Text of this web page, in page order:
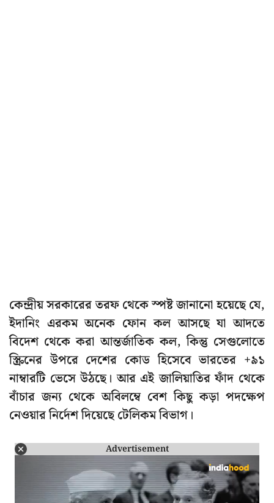
কেন্দ্রীয় সরকারের তরফ থেকে স্পষ্ট জানানো হয়েছে যে,
ইদানিং এরকম অনেক ফোন কল আসছে যা আদতে
বিদেশ থেকে করা আন্তর্জাতিক কল, কিন্তু সেগুলোতে
স্ক্রিনের উপরে দেশের কোড হিসেবে ভারতের +৯১
নাম্বারটি ভেসে উঠছে। আর এই জালিয়াতির ফাঁদ থেকে
বাঁচার জন্য থেকে অবিলম্বে বেশ কিছু কড়া পদক্ষেপ
নেওয়ার নির্দেশ দিয়েছে টেলিকম বিভাগ।
Advertisement